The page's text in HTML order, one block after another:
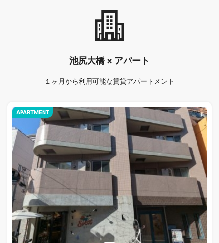
池尻大橋 × アパート
１ヶ月から利用可能な賃貸アパートメント
APARTMENT